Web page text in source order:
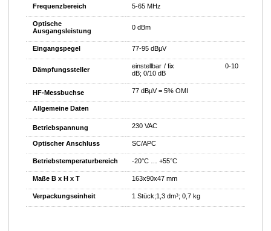
Frequenzbereich 5-65 MHz
Optische
Ausgangsleistung
0 dBm
Eingangspegel 77-95 dBµV
Dämpfungssteller
einstellbar / fix 0-10
dB; 0/10 dB
HF-Messbuchse 77 dBµV = 5% OMI
Allgemeine Daten
Betriebspannung 230 VAC
Optischer Anschluss SC/APC
Betriebstemperaturbereich -20°C … +55°C
Maße B x H x T 163x90x47 mm
Verpackungseinheit 1 Stück;1,3 dm³; 0,7 kg